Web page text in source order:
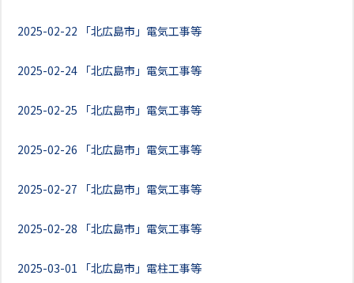
2025-02-22 「北広島市」電気工事等
2025-02-24 「北広島市」電気工事等
2025-02-25 「北広島市」電気工事等
2025-02-26 「北広島市」電気工事等
2025-02-27 「北広島市」電気工事等
2025-02-28 「北広島市」電気工事等
2025-03-01 「北広島市」電柱工事等